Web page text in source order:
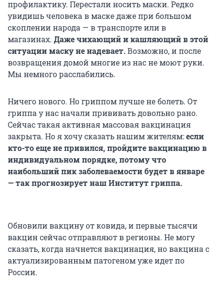
профилактику. Перестали носить маски. Редко
увидишь человека в маске даже при большом
скоплении народа — в транспорте или в
магазинах. Даже чихающий и кашляющий в этой
ситуации маску не надевает.Возможно, и после
возвращения домой многие из нас не моют руки.
Мы немного расслабились.
Ничего нового. Но гриппом лучше не болеть. От
гриппа у нас начали прививать довольно рано.
Сейчас такая активная массовая вакцинация
закрыта. Но я хочу сказать нашим жителям:если
кто-то еще не привился, пройдите вакцинацию в
индивидуальном порядке, потому что
наибольший пик заболеваемости будет в январе
— так прогнозирует наш Институт гриппа.
Обновили вакцину от ковида, и первые тысячи
вакцин сейчас отправляют в регионы. Не могу
сказать, когда начнется вакцинация, но вакцина с
актуализированным патогеном уже идет по
России.